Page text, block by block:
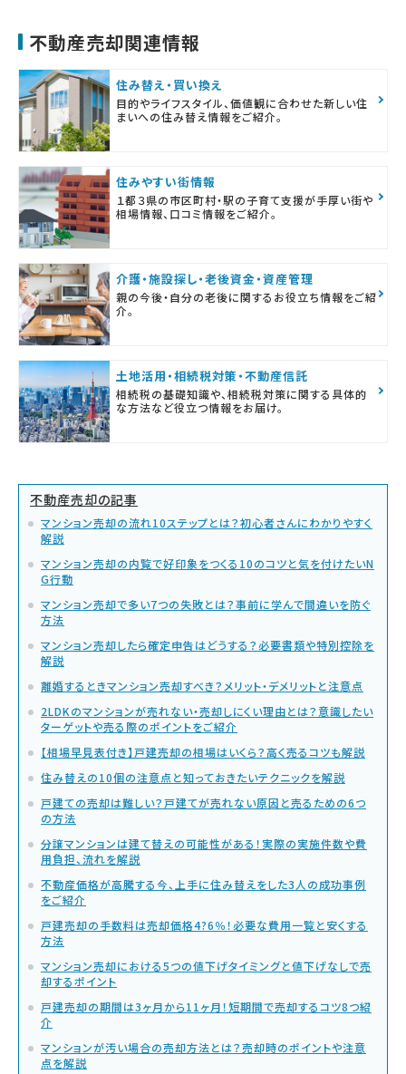
不動産売却関連情報
住み替え・買い換え
目的やライフスタイル、価値観に合わせた新しい住
まいへの住み替え情報をご紹介。
住みやすい街情報
１都３県の市区町村・駅の子育て支援が手厚い街や
相場情報、口コミ情報をご紹介。
介護・施設探し・老後資金・資産管理
親の今後・自分の老後に関するお役立ち情報をご紹
介。
土地活用・相続税対策・不動産信託
相続税の基礎知識や、相続税対策に関する具体的
な方法など役立つ情報をお届け。
不動産売却の記事
マンション売却の流れ10ステップとは？初心者さんにわかりやすく
解説
マンション売却の内覧で好印象をつくる10のコツと気を付けたいN
G行動
マンション売却で多い7つの失敗とは？事前に学んで間違いを防ぐ
方法
マンション売却したら確定申告はどうする？必要書類や特別控除を
解説
離婚するときマンション売却すべき？メリット・デメリットと注意点
2LDKのマンションが売れない・売却しにくい理由とは？意識したい
ターゲットや売る際のポイントをご紹介
【相場早見表付き】戸建売却の相場はいくら？高く売るコツも解説
住み替えの10個の注意点と知っておきたいテクニックを解説
戸建ての売却は難しい？戸建てが売れない原因と売るための6つ
の方法
分譲マンションは建て替えの可能性がある！実際の実施件数や費
用負担、流れを解説
不動産価格が高騰する今、上手に住み替えをした3人の成功事例
をご紹介
戸建売却の手数料は売却価格4?6％！必要な費用一覧と安くする
方法
マンション売却における5つの値下げタイミングと値下げなしで売
却するポイント
戸建売却の期間は3ヶ月から11ヶ月！短期間で売却するコツ8つ紹
介
マンションが汚い場合の売却方法とは？売却時のポイントや注意
点を解説